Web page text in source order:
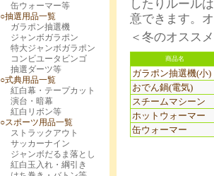
したりルール
意できます。
＜冬のオスス
商品名
ガラポン抽選機(小)
おでん鍋(電気)
スチームマシーン
ホットウォーマー
缶ウォーマー
缶ウォーマー等
○抽選用品一覧
ガラポン抽選機
ジャンボガラポン
特大ジャンボガラポン
コンビユータビンゴ
抽選ダーツ等
○式典用品一覧
紅白幕・テープカット
演台・暗幕
紅白リボン等
○スポーツ用品一覧
ストラックアウト
サッカーナイン
ジャンボだるま落とし
紅白玉入れ・綱引き